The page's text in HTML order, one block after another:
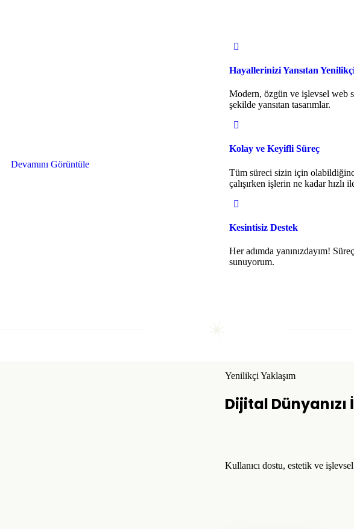
Devamını Görüntüle
Hayallerinizi Yansıtan
Modern, özgün ve işlevsel web
şekilde yansıtan tasarımlar.
Kolay ve Keyifli Süreç
Tüm süreci sizin için
çalışırken işlerin ne kadar hızlı
Kesintisiz Destek
Her adımda yanınızdayım!
sunuyorum.
Yenilikçi Yaklaşım
Dijital
Kullanıcı dostu, estetik ve